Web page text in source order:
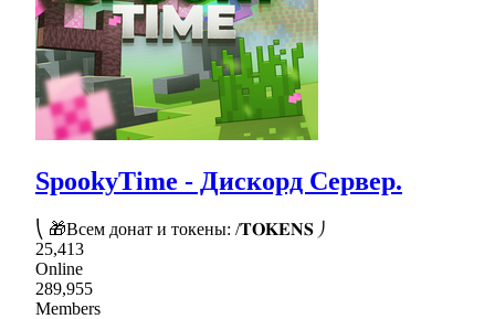
SpookyTime - Дискорд Сервер.
⎝ 🎁Всем донат и токены: /𝐓𝐎𝐊𝐄𝐍𝐒 ⎠
25,413
Online
289,955
Members